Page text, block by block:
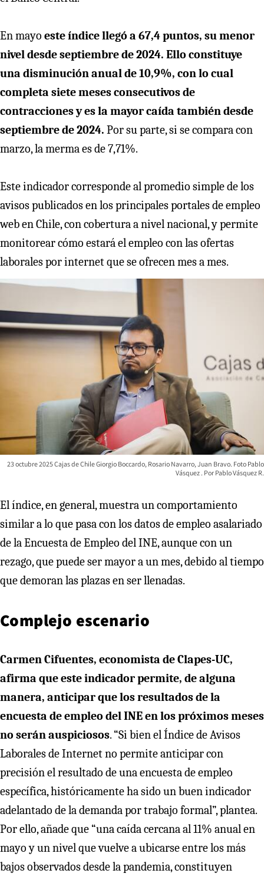
En mayo este índice llegó a 67,4 puntos, su menor
nivel desde septiembre de 2024. Ello constituye
una disminución anual de 10,9%, con lo cual
completa siete meses consecutivos de
contracciones y es la mayor caída también desde
septiembre de 2024. Por su parte, si se compara con
marzo, la merma es de 7,71%.
Este indicador corresponde al promedio simple de los
avisos publicados en los principales portales de empleo
web en Chile, con cobertura a nivel nacional, y permite
monitorear cómo estará el empleo con las ofertas
laborales por internet que se ofrecen mes a mes.
23 octubre 2025 Cajas de Chile Giorgio Boccardo, Rosario Navarro, Juan Bravo. Foto Pablo
Vásquez
Pablo Vásquez R.
El índice, en general, muestra un comportamiento
similar a lo que pasa con los datos de empleo asalariado
de la Encuesta de Empleo del INE, aunque con un
rezago, que puede ser mayor a un mes, debido al tiempo
que demoran las plazas en ser llenadas.
Complejo escenario
Carmen Cifuentes, economista de Clapes-UC,
afirma que este indicador permite, de alguna
manera, anticipar que los resultados de la
encuesta de empleo del INE en los próximos meses
no serán auspiciosos. “Si bien el Índice de Avisos
Laborales de Internet no permite anticipar con
precisión el resultado de una encuesta de empleo
específica, históricamente ha sido un buen indicador
adelantado de la demanda por trabajo formal”, plantea.
Por ello, añade que “una caída cercana al 11% anual en
mayo y un nivel que vuelve a ubicarse entre los más
bajos observados desde la pandemia, constituyen